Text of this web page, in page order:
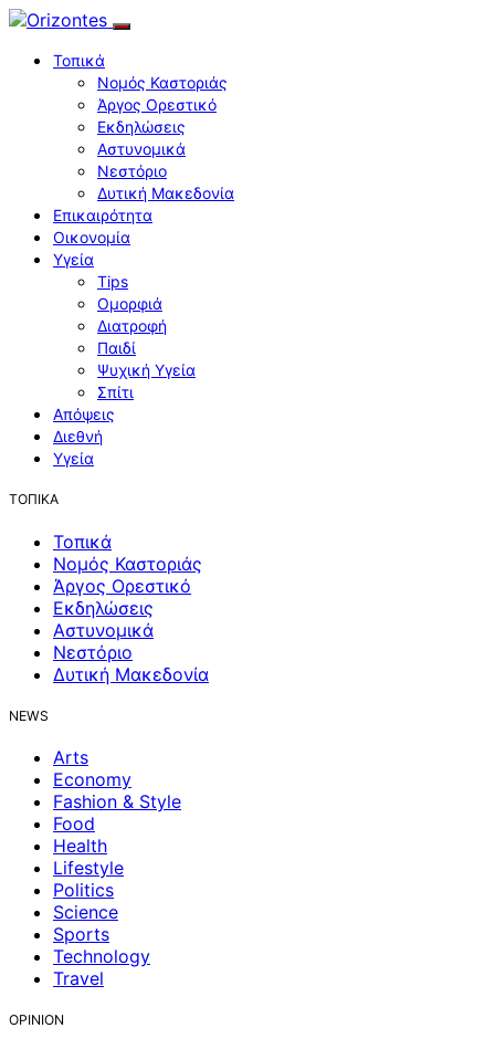
Τοπικά
Νομός Καστοριάς
Άργος Ορεστικό
Εκδηλώσεις
Αστυνομικά
Νεστόριο
Δυτική Μακεδονία
Επικαιρότητα
Οικονομία
Υγεία
Tips
Ομορφιά
Διατροφή
Παιδί
Ψυχική Υγεία
Σπίτι
Απόψεις
Διεθνή
Υγεία
ΤΟΠΙΚΑ
Τοπικά
Νομός Καστοριάς
Άργος Ορεστικό
Εκδηλώσεις
Αστυνομικά
Νεστόριο
Δυτική Μακεδονία
NEWS
Arts
Economy
Fashion & Style
Food
Health
Lifestyle
Politics
Science
Sports
Technology
Travel
OPINION